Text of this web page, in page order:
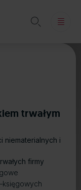

trwałym
niematerialnych i
firmy